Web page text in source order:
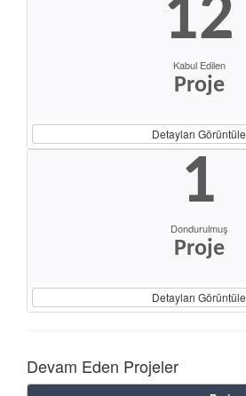
12
Kabul Edilen
Proje
Detayları Görüntüle
1
Dondurulmuş
Proje
Detayları Görüntüle
Devam Eden Projeler